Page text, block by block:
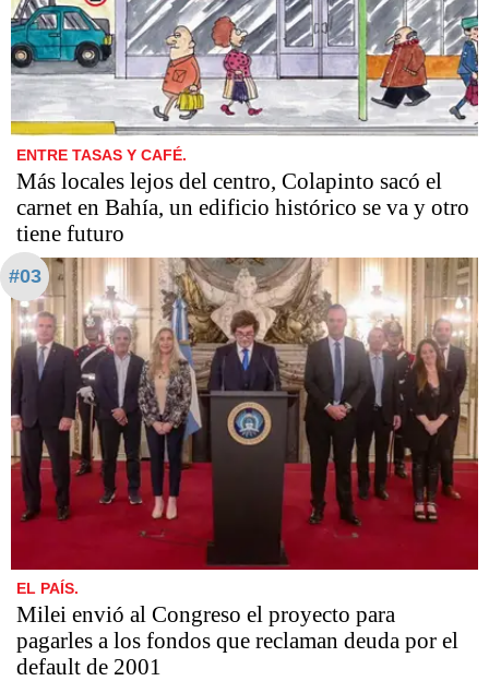
ENTRE TASAS Y CAFÉ.
Más locales lejos del centro, Colapinto sacó el
carnet en Bahía, un edificio histórico se va y otro
tiene futuro
#03
EL PAÍS.
Milei envió al Congreso el proyecto para
pagarles a los fondos que reclaman deuda por el
default de 2001